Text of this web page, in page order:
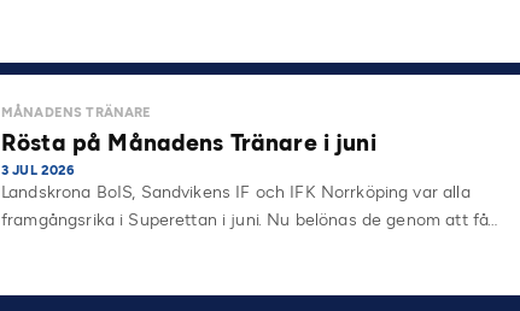
MÅNADENS TRÄNARE
Rösta på Månadens Tränare i juni
3 JUL 2026
Landskrona BoIS, Sandvikens IF och IFK Norrköping var alla
framgångsrika i Superettan i juni. Nu belönas de genom att få…